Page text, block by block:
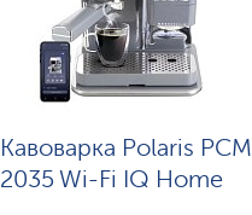
Кавоварка Polaris PCM
2035 Wi-Fi IQ Home